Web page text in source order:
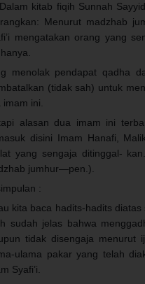
kitab fiqih Sunnah
Menurut madzhab
mengatakan orang yang
menolak pendapat qadha
(tidak sah) untuk
imam ini.
alasan dua imam ini
disini Imam Hanafi,
yang sengaja ditinggal-
jumhur—pen.).
:
kita baca hadits-hadits
sudah jelas bahwa
tidak disengaja menurut
ulama pakar yang telah
Syafi’i.